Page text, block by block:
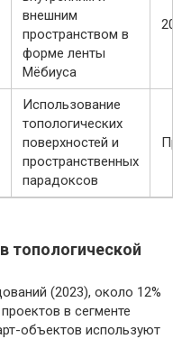
внешним
пространством в
форме ленты
Мёбиуса
2017
Использование
топологических
поверхностей и
пространственных
парадоксов
топологической
(2023), около 12%
в сегменте
объектов используют